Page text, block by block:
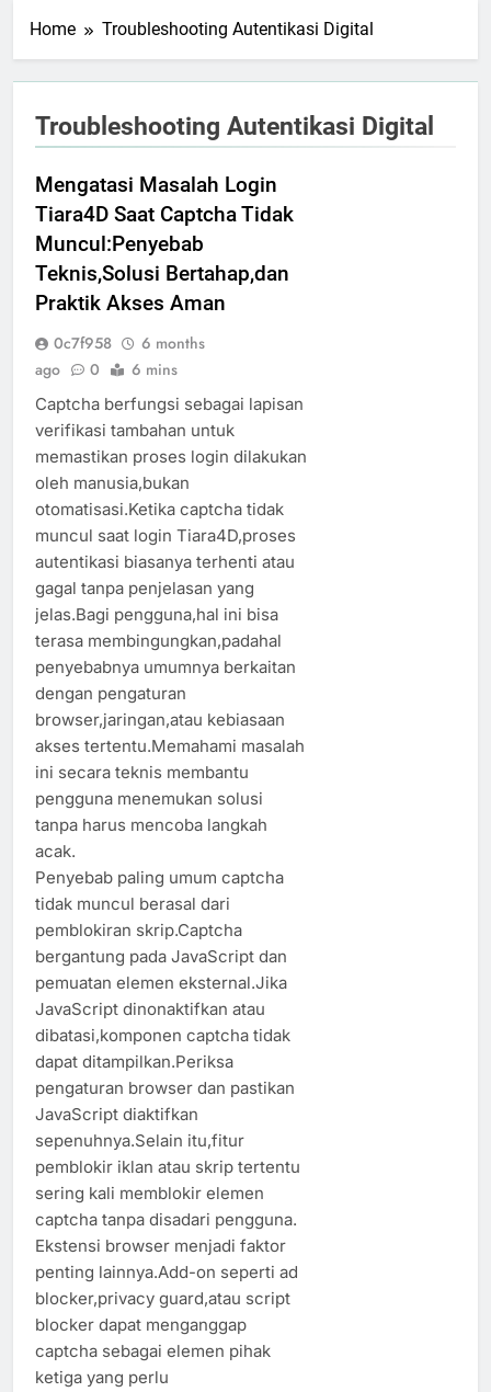
Home Troubleshooting Autentikasi Digital
Troubleshooting Autentikasi Digital
Mengatasi Masalah Login
Tiara4D Saat Captcha Tidak
Muncul:Penyebab
Teknis,Solusi Bertahap,dan
Praktik Akses Aman
0c7f958
6 months
ago
0 6 mins
Captcha berfungsi sebagai lapisan
verifikasi tambahan untuk
memastikan proses login dilakukan
oleh manusia,bukan
otomatisasi.Ketika captcha tidak
muncul saat login Tiara4D,proses
autentikasi biasanya terhenti atau
gagal tanpa penjelasan yang
jelas.Bagi pengguna,hal ini bisa
terasa membingungkan,padahal
penyebabnya umumnya berkaitan
dengan pengaturan
browser,jaringan,atau kebiasaan
akses tertentu.Memahami masalah
ini secara teknis membantu
pengguna menemukan solusi
tanpa harus mencoba langkah
acak.
Penyebab paling umum captcha
tidak muncul berasal dari
pemblokiran skrip.Captcha
bergantung pada JavaScript dan
pemuatan elemen eksternal.Jika
JavaScript dinonaktifkan atau
dibatasi,komponen captcha tidak
dapat ditampilkan.Periksa
pengaturan browser dan pastikan
JavaScript diaktifkan
sepenuhnya.Selain itu,fitur
pemblokir iklan atau skrip tertentu
sering kali memblokir elemen
captcha tanpa disadari pengguna.
Ekstensi browser menjadi faktor
penting lainnya.Add-on seperti ad
blocker,privacy guard,atau script
blocker dapat menganggap
captcha sebagai elemen pihak
ketiga yang perlu